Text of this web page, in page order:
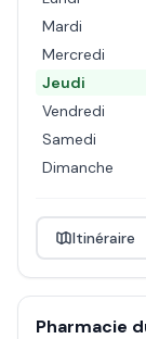
Mardi
Mercredi
Jeudi
Vendredi
Samedi
Dimanche
Itinéraire
Pharmacie